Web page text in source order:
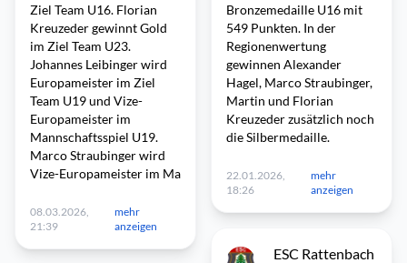
Ziel Team U16. Florian
Kreuzeder gewinnt Gold
im Ziel Team U23.
Johannes Leibinger wird
Europameister im Ziel
Team U19 und Vize-
Europameister im
Mannschaftsspiel U19.
Marco Straubinger wird
Vize-Europameister im Ma
08.03.2026,
21:39
mehr
anzeigen
Bronzemedaille U16 mit
549 Punkten. In der
Regionenwertung
gewinnen Alexander
Hagel, Marco Straubinger,
Martin und Florian
Kreuzeder zusätzlich noch
die Silbermedaille.
22.01.2026,
18:26
mehr
anzeigen
ESC Rattenbach